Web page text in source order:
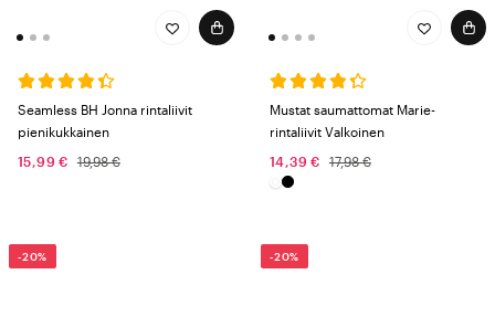
Seamless BH Jonna rintaliivit
pienikukkainen
15,99 €
19,98 €
Mustat saumattomat Marie-
rintaliivit Valkoinen
14,39 €
17,98 €
-20% -20%